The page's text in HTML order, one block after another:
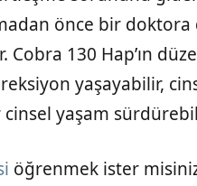
önce bir
Cobra 130 Hap’ın
yaşayabilir,
yaşam
öğrenmek ister